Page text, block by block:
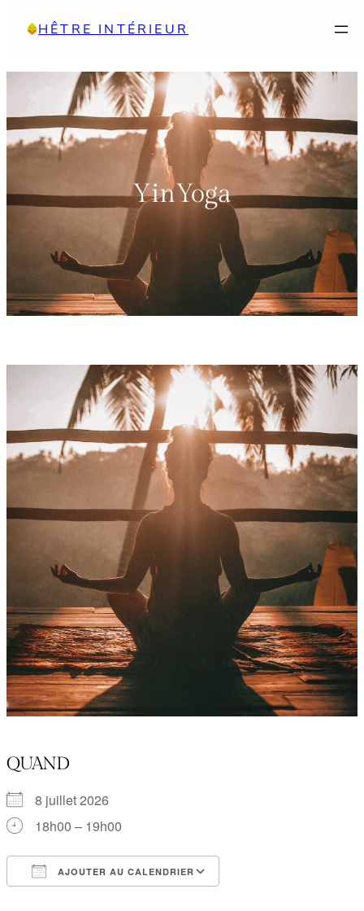
HÊTRE INTÉRIEUR
YinYoga
QUAND
8 juillet 2026
18h00 – 19h00
AJOUTER AU CALENDRIER